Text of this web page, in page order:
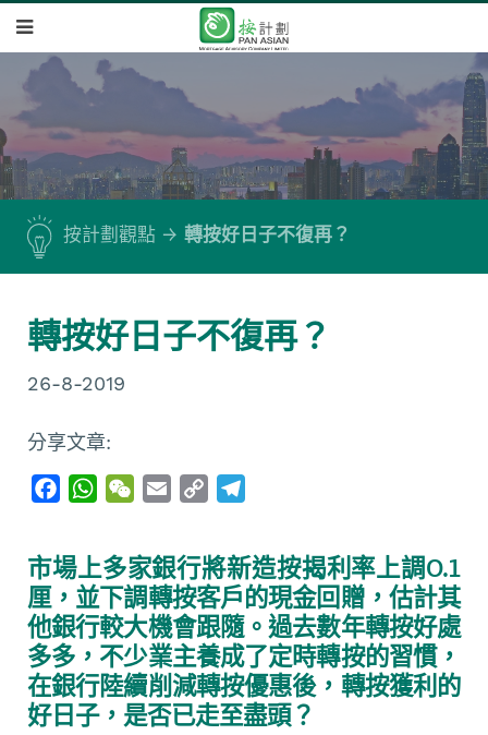
按計劃觀點 轉按好日子不復再？
轉按好日子不復再？
26-8-2019
分享文章:
e
b
o
o
k
W
t
s
A
p
p
W
h
a
t
i
l
y
L
i
n
k
e
g
m
市場上多家銀行將新造按揭利率上調0.1
厘，並下調轉按客戶的現金回贈，估計其
他銀行較大機會跟隨。過去數年轉按好處
多多，不少業主養成了定時轉按的習慣，
在銀行陸續削減轉按優惠後，轉按獲利的
好日子，是否已走至盡頭？